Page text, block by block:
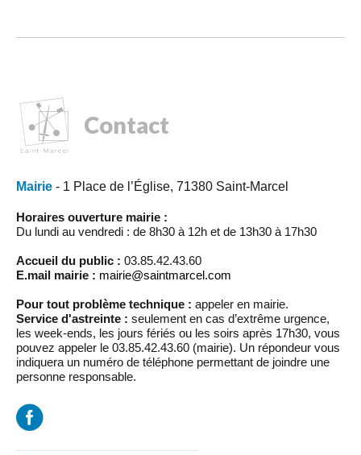
Contact
Mairie - 1 Place de l’Église, 71380 Saint-Marcel
Horaires ouverture mairie :
Du lundi au vendredi : de 8h30 à 12h et de 13h30 à 17h30
Accueil du public : 03.85.42.43.60
E.mail mairie : mairie@saintmarcel.com
Pour tout problème technique : appeler en mairie.
Service d'astreinte : seulement en cas d’extrême urgence,
les week-ends, les jours fériés ou les soirs après 17h30, vous
pouvez appeler le 03.85.42.43.60 (mairie). Un répondeur vous
indiquera un numéro de téléphone permettant de joindre une
personne responsable.